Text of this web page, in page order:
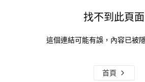
找不到此頁面
這個連結可能有誤，內容已被
首頁